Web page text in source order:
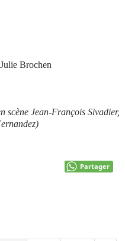
Brochen
scène Jean-François Sivadier,
Partager